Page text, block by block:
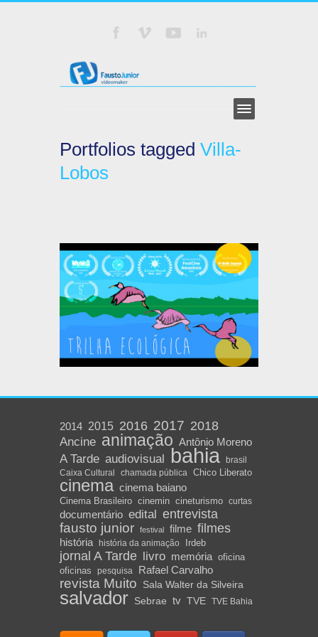
Portfolios tagged Villa-
Lobos
ANIMAÇÃO 2D DIGITAL FAUSTO JUNIOR
FLASH
TRILHA ECOLÓGICA
2014 2015 2016 2017 2018
Ancine animação Antônio Moreno
A Tarde audiovisual bahia
brasil
Caixa Cultural
chamada pública Chico Liberato
cinema cinema baiano
Cinema Brasileiro cinemin cineturismo curtas
documentário edital entrevista
fausto junior festival filme filmes
história história da animação Irdeb
jornal A Tarde livro memória oficina
oficinas
pesquisa Rafael Carvalho
revista Muito Sala Walter da Silveira
salvador Sebrae tv TVE TVE Bahia